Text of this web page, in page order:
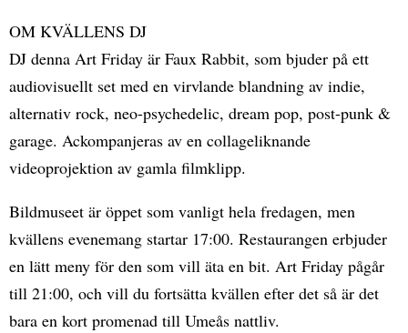
OM KVÄLLENS DJ
DJ denna Art Friday är Faux Rabbit, som bjuder på ett
audiovisuellt set med en virvlande blandning av indie,
alternativ rock, neo-psychedelic, dream pop, post-punk &
garage. Ackompanjeras av en collageliknande
videoprojektion av gamla filmklipp.
Bildmuseet är öppet som vanligt hela fredagen, men
kvällens evenemang startar 17:00. Restaurangen erbjuder
en lätt meny för den som vill äta en bit. Art Friday pågår
till 21:00, och vill du fortsätta kvällen efter det så är det
bara en kort promenad till Umeås nattliv.